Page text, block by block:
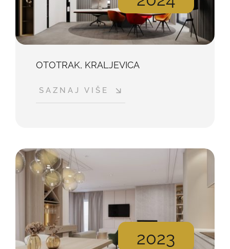
OTOTRAK, KRALJEVICA
SAZNAJ VIŠE
2023